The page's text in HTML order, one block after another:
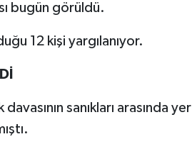
bugün görüldü.
12 kişi yargılanıyor.
sanıkları arasında yer